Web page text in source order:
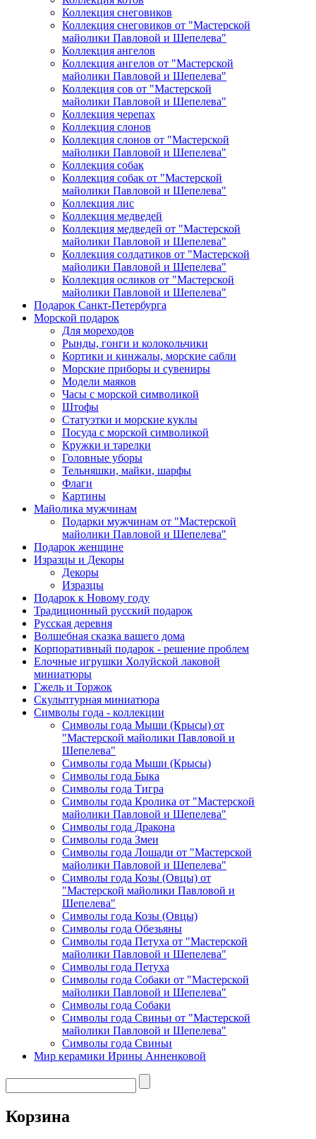
Коллекция снеговиков
Коллекция снеговиков от "Мастерской
майолики Павловой и Шепелева"
Коллекция ангелов
Коллекция ангелов от "Мастерской
майолики Павловой и Шепелева"
Коллекция сов от "Мастерской
майолики Павловой и Шепелева"
Коллекция черепах
Коллекция слонов
Коллекция слонов от "Мастерской
майолики Павловой и Шепелева"
Коллекция собак
Коллекция собак от "Мастерской
майолики Павловой и Шепелева"
Коллекция лис
Коллекция медведей
Коллекция медведей от "Мастерской
майолики Павловой и Шепелева"
Коллекция солдатиков от "Мастерской
майолики Павловой и Шепелева"
Коллекция осликов от "Мастерской
майолики Павловой и Шепелева"
Подарок Санкт-Петербурга
Морской подарок
Для мореходов
Рынды, гонги и колокольчики
Кортики и кинжалы, морские сабли
Морские приборы и сувениры
Модели маяков
Часы с морской символикой
Штофы
Статуэтки и морские куклы
Посуда с морской символикой
Кружки и тарелки
Головные уборы
Тельняшки, майки, шарфы
Флаги
Картины
Майолика мужчинам
Подарки мужчинам от "Мастерской
майолики Павловой и Шепелева"
Подарок женщине
Изразцы и Декоры
Декоры
Изразцы
Подарок к Новому году
Традиционный русский подарок
Русская деревня
Волшебная сказка вашего дома
Корпоративный подарок - решение проблем
Елочные игрушки Холуйской лаковой
миниатюры
Гжель и Торжок
Скульптурная миниатюра
Символы года - коллекции
Символы года Мыши (Крысы) от
"Мастерской майолики Павловой и
Шепелева"
Символы года Мыши (Крысы)
Символы года Быка
Символы года Тигра
Символы года Кролика от "Мастерской
майолики Павловой и Шепелева"
Символы года Дракона
Символы года Змеи
Символы года Лошади от "Мастерской
майолики Павловой и Шепелева"
Символы года Козы (Овцы) от
"Мастерской майолики Павловой и
Шепелева"
Символы года Козы (Овцы)
Символы года Обезьяны
Символы года Петуха от "Мастерской
майолики Павловой и Шепелева"
Символы года Петуха
Символы года Собаки от "Мастерской
майолики Павловой и Шепелева"
Символы года Собаки
Символы года Свиньи от "Мастерской
майолики Павловой и Шепелева"
Символы года Свиньи
Мир керамики Ирины Анненковой
Корзина